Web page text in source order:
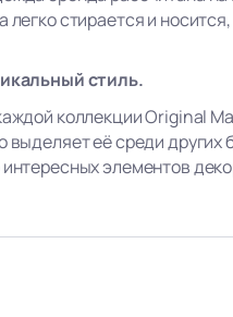
легко стирается и
стиль.
коллекции Original
выделяет её среди других
элементов